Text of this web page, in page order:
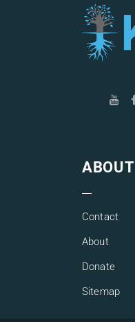
ABOUT
Contact
About
Donate
Sitemap